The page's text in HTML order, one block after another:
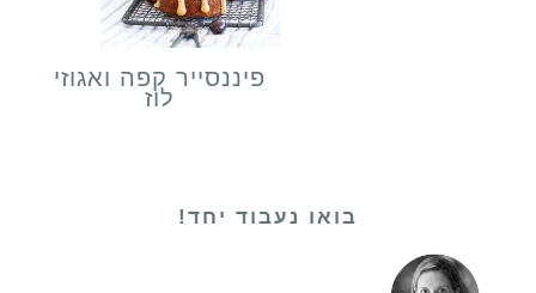
פיננסייר קפה ואגוזי
לוז
בואו נעבוד יחד!